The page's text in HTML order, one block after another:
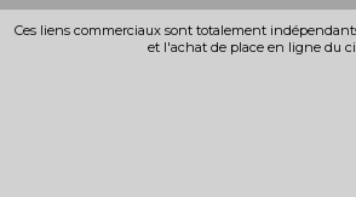
Ces liens commerciaux sont totalement
et l'achat de place en ligne du